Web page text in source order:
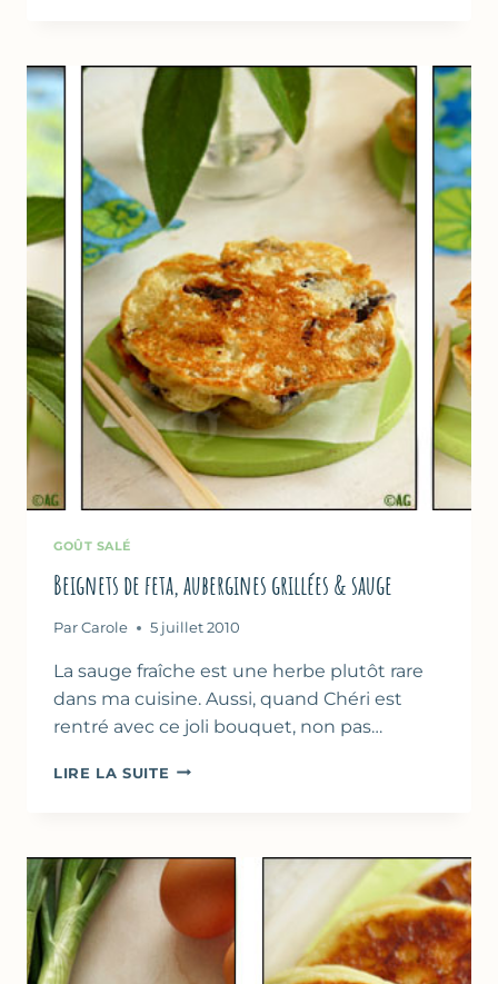
ÉPINARD
OLIVES
GOÛT SALÉ
Beignets de feta, aubergines grillées & sauge
Par Carole 5 juillet 2010
La sauge fraîche est une herbe plutôt rare
dans ma cuisine. Aussi, quand Chéri est
rentré avec ce joli bouquet, non pas…
LIRE LA SUITE BEIGNETS
GRILLÉES
&